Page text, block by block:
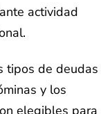
actividad
tipos de deudas
y los
elegibles para